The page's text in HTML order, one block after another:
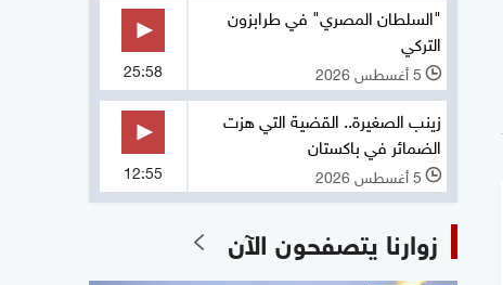
"السلطان المصري" في طرابزون
التركي
l 5 أغسطس 2026 25:58
زينب الصغيرة.. القضية التي هزت
الضمائر في باكستان
l 5 أغسطس 2026 12:55
زوارنا يتصفحون الآن